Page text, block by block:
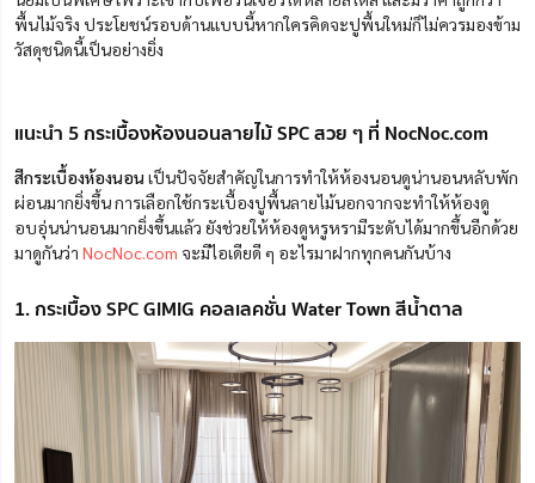
พื้นไม้จริง ประโยชน์รอบด้านแบบนี้หากใครคิดจะปูพื้นใหม่ก็ไม่ควรมองข้าม
วัสดุชนิดนี้เป็นอย่างยิ่ง
แนะนำ 5 กระเบื้องห้องนอนลายไม้ SPC สวย ๆ ที่ NocNoc.com
สีกระเบื้องห้องนอนเป็นปัจจัยสำคัญในการทำให้ห้องนอนดูน่านอนหลับพัก
ผ่อนมากยิ่งขึ้น การเลือกใช้กระเบื้องปูพื้นลายไม้นอกจากจะทำให้ห้องดู
อบอุ่นน่านอนมากยิ่งขึ้นแล้ว ยังช่วยให้ห้องดูหรูหรามีระดับได้มากขึ้นอีกด้วย
มาดูกันว่า NocNoc.com จะมีไอเดียดี ๆ อะไรมาฝากทุกคนกันบ้าง
1. กระเบื้อง SPC GIMIG คอลเลคชั่น Water Town สีน้ำตาล